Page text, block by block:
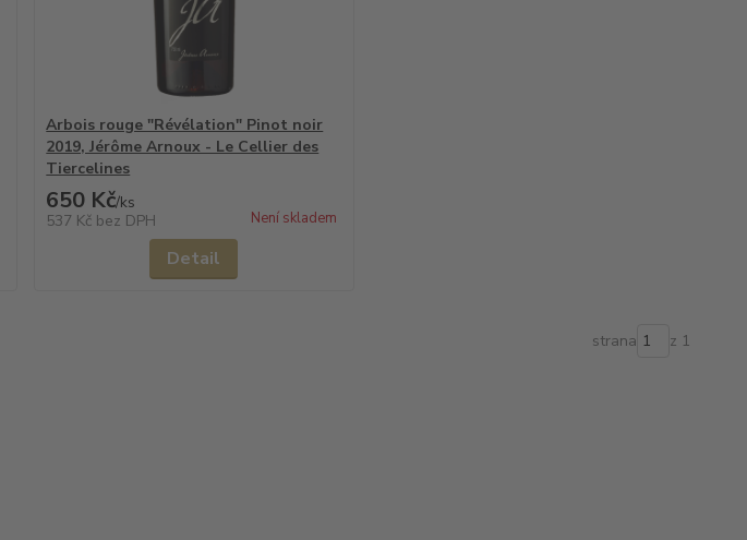
Arbois rouge "Révélation" Pinot noir
2019, Jérôme Arnoux - Le Cellier des
Tiercelines
650 Kč/ks
537 Kč bez DPH Není skladem
Detail
strana z 1